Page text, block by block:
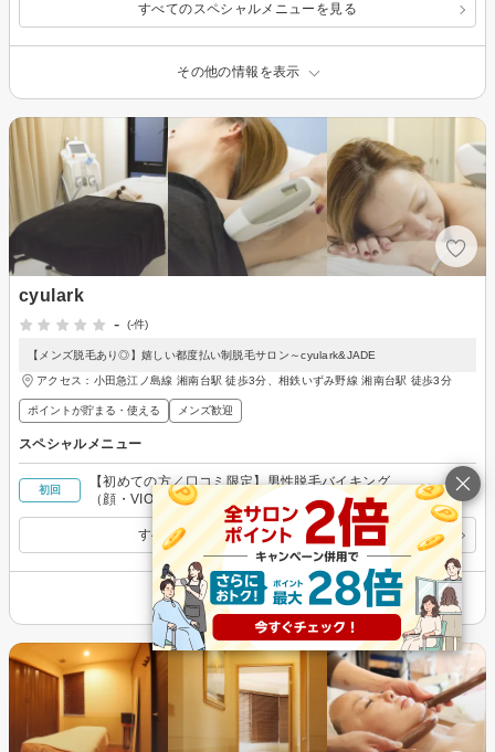
すべてのスペシャルメニューを見る
その他の情報を表示
cyulark
-
(-件)
【メンズ脱毛あり◎】嬉しい都度払い制脱毛サロン～cyulark&JADE
アクセス：小田急江ノ島線 湘南台駅 徒歩3分、相鉄いずみ野線 湘南台駅 徒歩3分
ポイントが貯まる・使える メンズ歓迎
スペシャルメニュー
初回
【初めての方／口コミ限定】男性脱毛バイキング
（顔・VIOは除く）
￥7,000
すべてのスペシャルメニューを見る
その他の情報を表示